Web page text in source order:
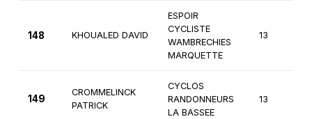
148 KHOUALED DAVID
ESPOIR
CYCLISTE
WAMBRECHIES
MARQUETTE
13
149
CROMMELINCK
PATRICK
CYCLOS
RANDONNEURS
LA BASSEE
13